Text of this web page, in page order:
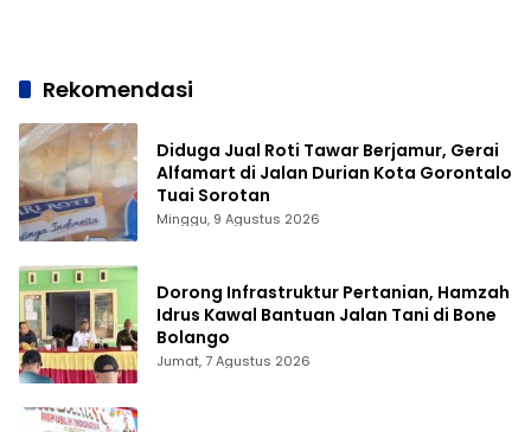
Rekomendasi
Diduga Jual Roti Tawar Berjamur, Gerai
Alfamart di Jalan Durian Kota Gorontalo
Tuai Sorotan
Minggu, 9 Agustus 2026
Dorong Infrastruktur Pertanian, Hamzah
Idrus Kawal Bantuan Jalan Tani di Bone
Bolango
Jumat, 7 Agustus 2026